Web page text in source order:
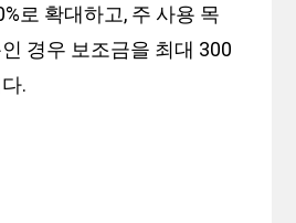
로 확대하고, 주 사용 목
경우 보조금을 최대 300
.